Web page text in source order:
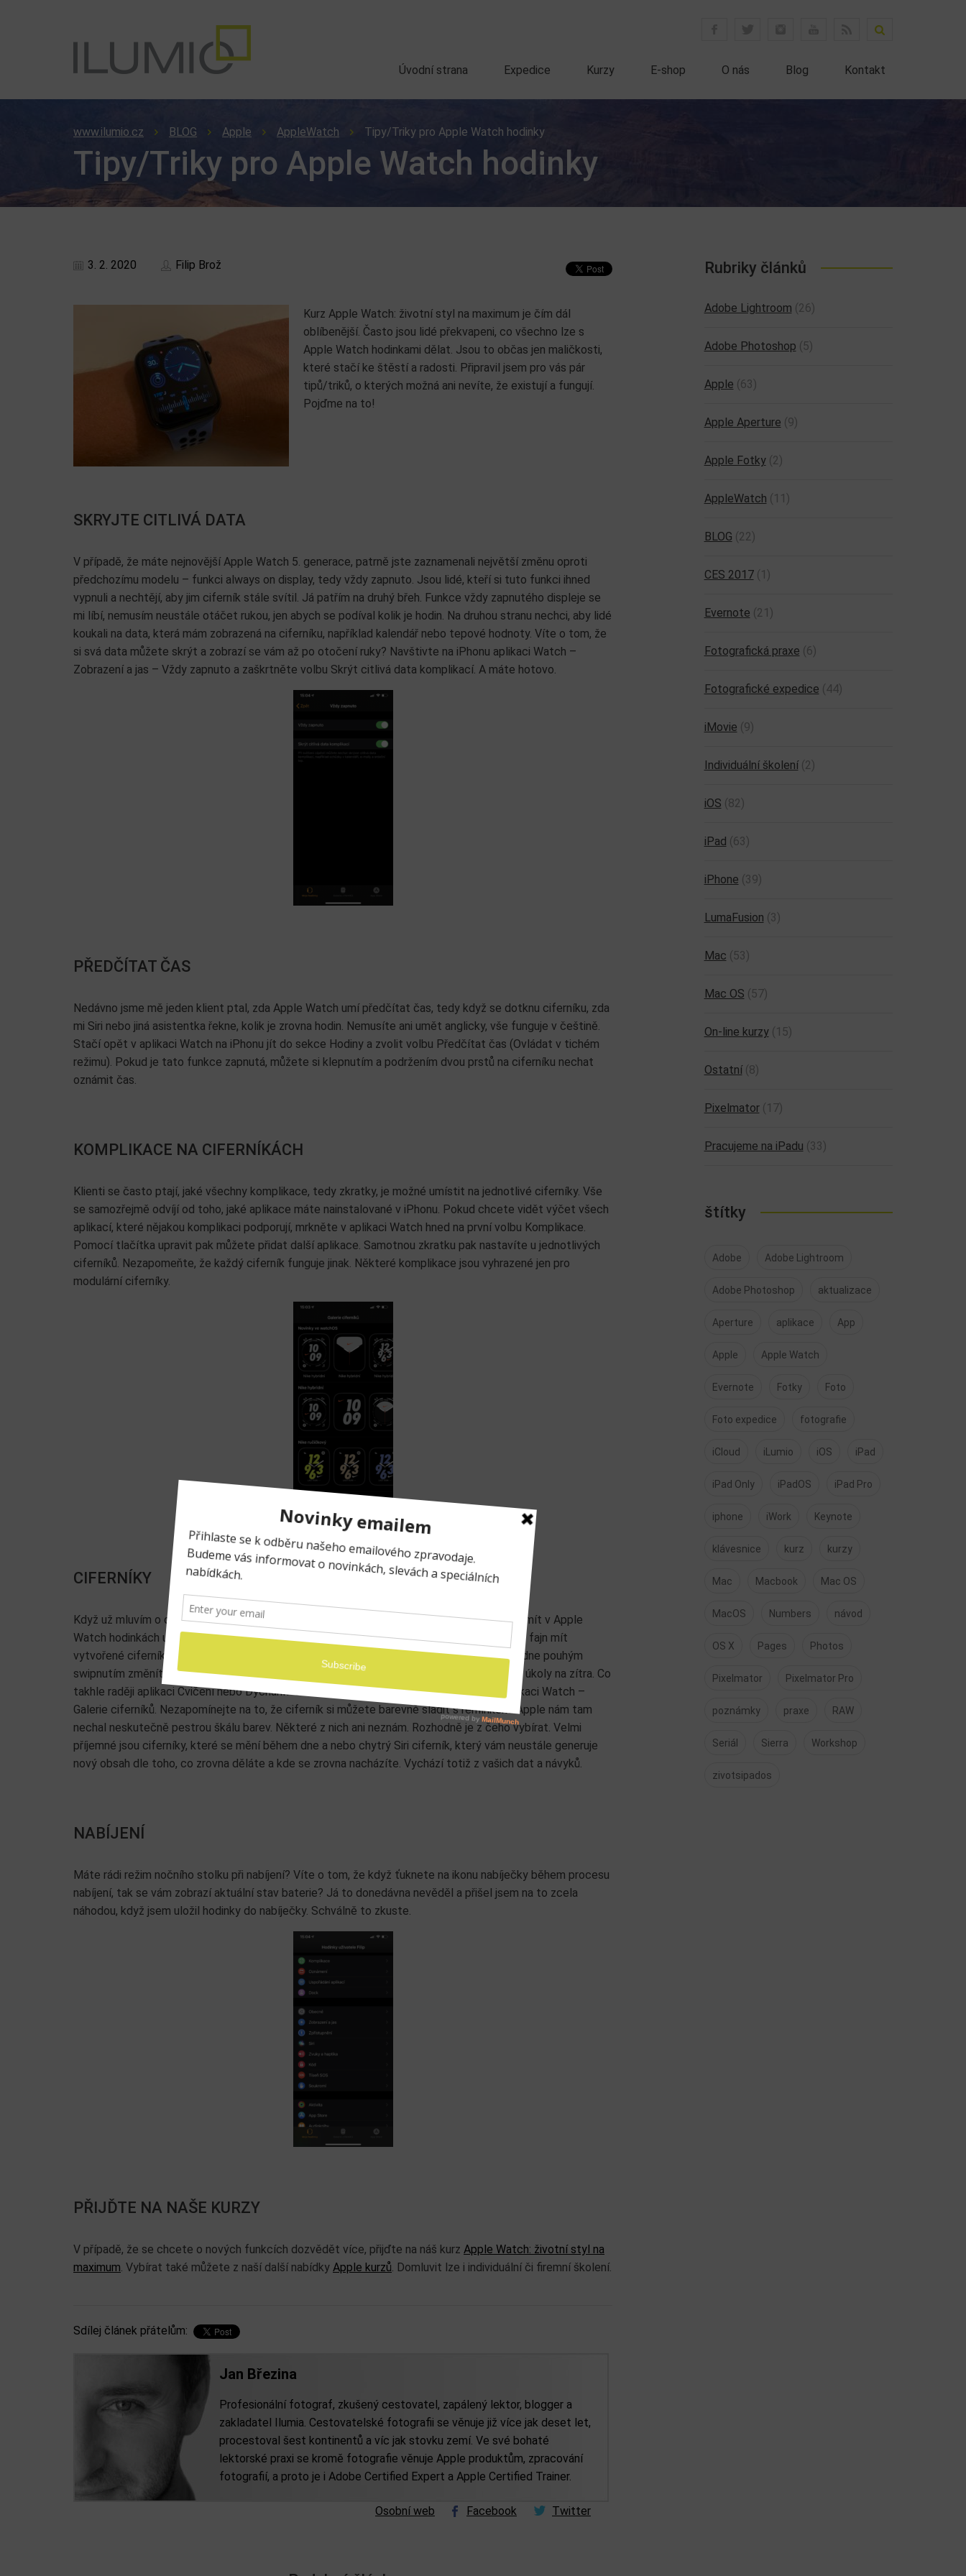
Úvodní strana Expedice Kurzy E-shop O nás Blog Kontakt
www.ilumio.cz BLOG Apple AppleWatch Tipy/Triky pro Apple Watch hodinky
Tipy/Triky pro Apple Watch hodinky
3. 2. 2020 Filip Brož
Kurz Apple Watch: životní styl na maximum je čím dál
oblíbenější. Často jsou lidé překvapeni, co všechno lze s
Apple Watch hodinkami dělat. Jsou to občas jen maličkosti,
které stačí ke štěstí a radosti. Připravil jsem pro vás pár
tipů/triků, o kterých možná ani nevíte, že existují a fungují.
Pojďme na to!
SKRYJTE CITLIVÁ DATA
V případě, že máte nejnovější Apple Watch 5. generace, patrně jste zaznamenali největší změnu oproti
předchozímu modelu – funkci always on display, tedy vždy zapnuto. Jsou lidé, kteří si tuto funkci ihned
vypnuli a nechtějí, aby jim ciferník stále svítil. Já patřím na druhý břeh. Funkce vždy zapnutého displeje se
mi líbí, nemusím neustále otáčet rukou, jen abych se podíval kolik je hodin. Na druhou stranu nechci, aby lidé
koukali na data, která mám zobrazená na ciferníku, například kalendář nebo tepové hodnoty. Víte o tom, že
si svá data můžete skrýt a zobrazí se vám až po otočení ruky? Navštivte na iPhonu aplikaci Watch –
Zobrazení a jas – Vždy zapnuto a zaškrtněte volbu Skrýt citlivá data komplikací. A máte hotovo.
PŘEDČÍTAT ČAS
Nedávno jsme mě jeden klient ptal, zda Apple Watch umí předčítat čas, tedy když se dotknu ciferníku, zda
mi Siri nebo jiná asistentka řekne, kolik je zrovna hodin. Nemusíte ani umět anglicky, vše funguje v češtině.
Stačí opět v aplikaci Watch na iPhonu jít do sekce Hodiny a zvolit volbu Předčítat čas (Ovládat v tichém
režimu). Pokud je tato funkce zapnutá, můžete si klepnutím a podržením dvou prstů na ciferníku nechat
oznámit čas.
KOMPLIKACE NA CIFERNÍKÁCH
Klienti se často ptají, jaké všechny komplikace, tedy zkratky, je možné umístit na jednotlivé ciferníky. Vše
se samozřejmě odvíjí od toho, jaké aplikace máte nainstalované v iPhonu. Pokud chcete vidět výčet všech
aplikací, které nějakou komplikaci podporují, mrkněte v aplikaci Watch hned na první volbu Komplikace.
Pomocí tlačítka upravit pak můžete přidat další aplikace. Samotnou zkratku pak nastavíte u jednotlivých
ciferníků. Nezapomeňte, že každý ciferník funguje jinak. Některé komplikace jsou vyhrazené jen pro
modulární ciferníky.
CIFERNÍKY
Když už mluvím o ciferníkách, nesmím opomenout jejich tvorbu. Myslím si, že nemá smysl mít v Apple
Watch hodinkách uložených mnoho ciferníků. Naopak volte pečlivě dle toho, co děláte. Je fajn mít
vytvořené ciferníky pro práci, zábavu, sport a volný čas. Ciferníky snadno kdykoliv během dne pouhým
swipnutím změníte. Když odejdete z kanceláře, asi nepotřebujete mít na očích kalendář a úkoly na zítra. Co
takhle raději aplikaci Cvičení nebo Dýchání? Ciferníky doporučuji vytvářet na iPhonu v aplikaci Watch –
Galerie ciferníků. Nezapomínejte na to, že ciferník si můžete barevně sladit s řemínkem. Apple nám tam
nechal neskutečně pestrou škálu barev. Některé z nich ani neznám. Rozhodně je z čeho vybírat. Velmi
příjemné jsou ciferníky, které se mění během dne a nebo chytrý Siri ciferník, který vám neustále generuje
nový obsah dle toho, co zrovna děláte a kde se zrovna nacházíte. Vychází totiž z vašich dat a návyků.
NABÍJENÍ
Máte rádi režim nočního stolku při nabíjení? Víte o tom, že když ťuknete na ikonu nabíječky během procesu
nabíjení, tak se vám zobrazí aktuální stav baterie? Já to donedávna nevěděl a přišel jsem na to zcela
náhodou, když jsem uložil hodinky do nabíječky. Schválně to zkuste.
PŘIJĎTE NA NAŠE KURZY
V případě, že se chcete o nových funkcích dozvědět více, přijďte na náš kurz Apple Watch: životní styl na
maximum. Vybírat také můžete z naší další nabídky Apple kurzů. Domluvit lze i individuální či firemní školení.
Sdílej článek přátelům:
Jan Březina
Profesionální fotograf, zkušený cestovatel, zapálený lektor, blogger a
zakladatel Ilumia. Cestovatelské fotografii se věnuje již více jak deset let,
procestoval šest kontinentů a víc jak stovku zemí. Ve své bohaté
lektorské praxi se kromě fotografie věnuje Apple produktům, zpracování
fotografií, a proto je i Adobe Certified Expert a Apple Certified Trainer.
Osobní web Facebook Twitter
Rubriky článků
Adobe Lightroom (26)
Adobe Photoshop (5)
Apple (63)
Apple Aperture (9)
Apple Fotky(2)
AppleWatch (11)
BLOG (22)
CES 2017(1)
Evernote (21)
Fotografická praxe (6)
Fotografické expedice (44)
iMovie (9)
Individuální školení(2)
iOS (82)
iPad (63)
iPhone (39)
LumaFusion (3)
Mac (53)
Mac OS (57)
On-line kurzy(15)
Ostatní(8)
Pixelmator(17)
Pracujeme na iPadu (33)
štítky
Adobe Adobe Lightroom
Adobe Photoshop aktualizace
Aperture aplikace App
Apple Apple Watch
Evernote Fotky Foto
Foto expedice fotografie
iCloud iLumio iOS iPad
iPad Only iPadOS iPad Pro
iphone iWork Keynote
klávesnice kurz kurzy
Mac Macbook Mac OS
MacOS Numbers návod
OS X Pages Photos
Pixelmator Pixelmator Pro
poznámky praxe RAW
Seriál Sierra Workshop
zivotsipados